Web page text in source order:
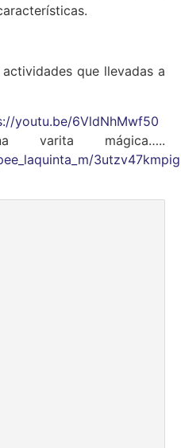
que llevadas a
youtu.be/6VldNhMwf50
varita mágica…..
3utzv47kmpig